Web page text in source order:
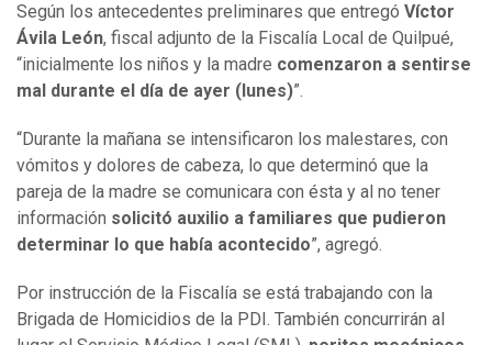
Según los antecedentes preliminares que entregó Víctor
Ávila León, fiscal adjunto de la Fiscalía Local de Quilpué,
“inicialmente los niños y la madre comenzaron a sentirse
mal durante el día de ayer (lunes)”.
“Durante la mañana se intensificaron los malestares, con
vómitos y dolores de cabeza, lo que determinó que la
pareja de la madre se comunicara con ésta y al no tener
información solicitó auxilio a familiares que pudieron
determinar lo que había acontecido”, agregó.
Por instrucción de la Fiscalía se está trabajando con la
Brigada de Homicidios de la PDI. También concurrirán al